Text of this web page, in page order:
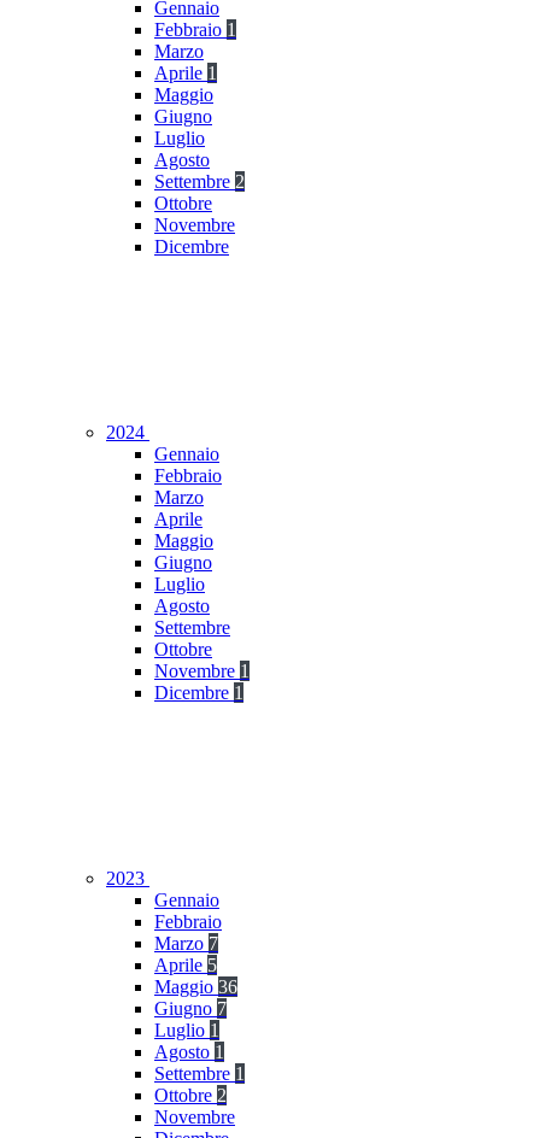
Gennaio
Febbraio 1
Marzo
Aprile 1
Maggio
Giugno
Luglio
Agosto
Settembre 2
Ottobre
Novembre
Dicembre
2024
Gennaio
Febbraio
Marzo
Aprile
Maggio
Giugno
Luglio
Agosto
Settembre
Ottobre
Novembre 1
Dicembre 1
2023
Gennaio
Febbraio
Marzo 7
Aprile 5
Maggio 36
Giugno 7
Luglio 1
Agosto 1
Settembre 1
Ottobre 2
Novembre